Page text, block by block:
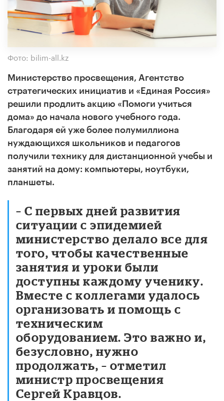
Фото: bilim-all.kz
Министерство просвещения, Агентство
стратегических инициатив и «Единая Россия»
решили продлить акцию «Помоги учиться
дома» до начала нового учебного года.
Благодаря ей уже более полумиллиона
нуждающихся школьников и педагогов
получили технику для дистанционной учебы и
занятий на дому: компьютеры, ноутбуки,
планшеты.
– С первых дней развития
ситуации с эпидемией
министерство делало все для
того, чтобы качественные
занятия и уроки были
доступны каждому ученику.
Вместе с коллегами удалось
организовать и помощь с
техническим
оборудованием. Это важно и,
безусловно, нужно
продолжать, – отметил
министр просвещения
Сергей Кравцов.